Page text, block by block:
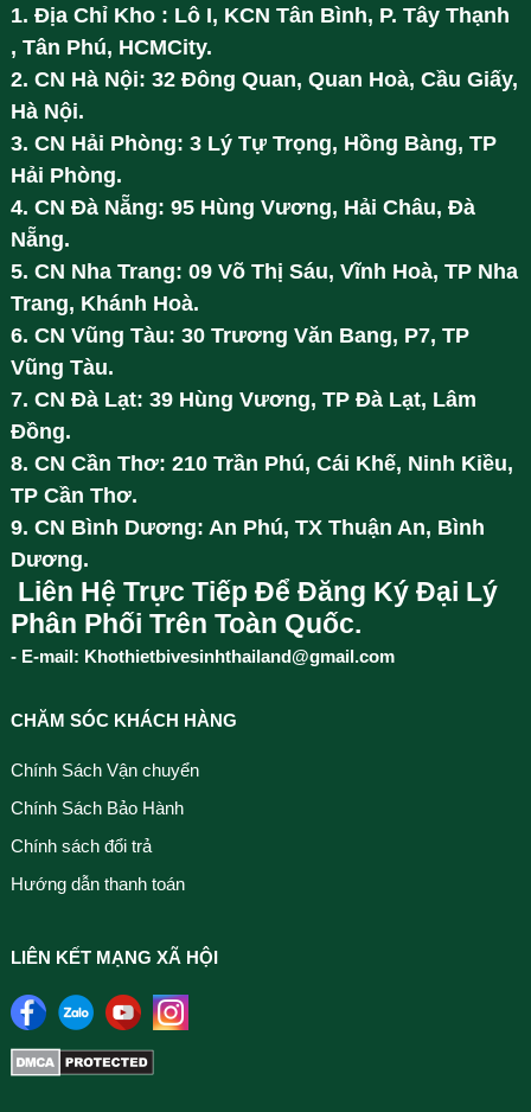
1. Địa Chỉ Kho : Lô I, KCN Tân Bình, P. Tây Thạnh
, Tân Phú, HCMCity.
2. CN Hà Nội: 32 Đông Quan, Quan Hoà, Cầu Giấy,
Hà Nội.
3. CN Hải Phòng: 3 Lý Tự Trọng, Hồng Bàng, TP
Hải Phòng.
4. CN Đà Nẵng: 95 Hùng Vương, Hải Châu, Đà
Nẵng.
5. CN Nha Trang: 09 Võ Thị Sáu, Vĩnh Hoà, TP Nha
Trang, Khánh Hoà.
6. CN Vũng Tàu: 30 Trương Văn Bang, P7, TP
Vũng Tàu.
7. CN Đà Lạt: 39 Hùng Vương, TP Đà Lạt, Lâm
Đồng.
8. CN Cần Thơ: 210 Trần Phú, Cái Khế, Ninh Kiều,
TP Cần Thơ.
9. CN Bình Dương: An Phú, TX Thuận An, Bình
Dương.
Liên Hệ Trực Tiếp Để Đăng Ký Đại Lý
Phân Phối Trên Toàn Quốc.
- E-mail: Khothietbivesinhthailand@gmail.com
CHĂM SÓC KHÁCH HÀNG
Chính Sách Vận chuyển
Chính Sách Bảo Hành
Chính sách đổi trả
Hướng dẫn thanh toán
LIÊN KẾT MẠNG XÃ HỘI